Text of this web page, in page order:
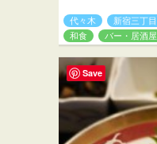
代々木
新宿三丁目
和食
バー・居酒屋
Save